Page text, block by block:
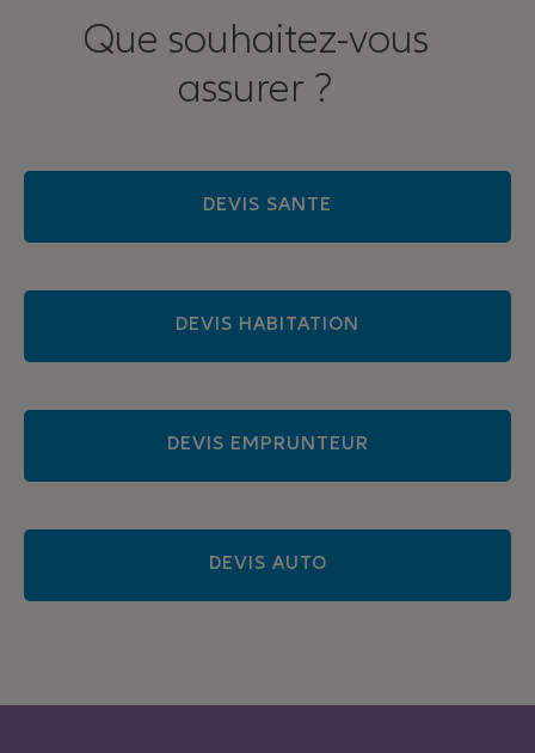
Que souhaitez-vous
assurer ?
DEVIS SANTE
DEVIS HABITATION
DEVIS EMPRUNTEUR
DEVIS AUTO